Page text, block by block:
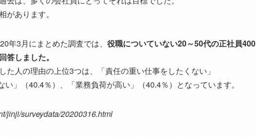
があります。
年3月にまとめた調査では、 役職についていない20～50代の正社員400
答しました。
た人の理由の上位3つは、「責任の重い仕事をしたくない」
い」（40.4％）、「業務負荷が高い」（40.4％）となっています。
jinji/surveydata/20200316.html